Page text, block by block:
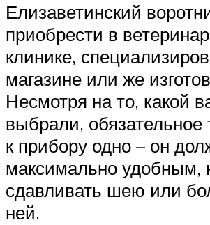
Елизаветинский
приобрести в
клинике,
магазине или же
Несмотря на то, какой
выбрали, обязательное
к прибору одно – он
максимально удобным,
сдавливать шею или
ней.